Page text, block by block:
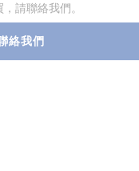
請聯絡我們。
絡我們